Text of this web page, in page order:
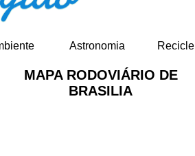
Astronomia Recicle
MAPA RODOVIÁRIO DE
BRASILIA